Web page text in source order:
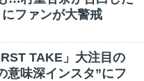
にファンが大警戒
TAKE」大注目の
意味深インスタ”にフ